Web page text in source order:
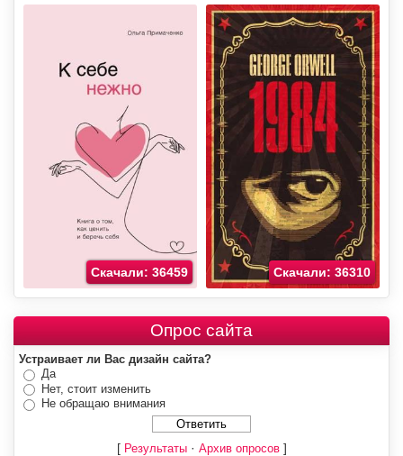
Скачали: 36459 Скачали: 36310
Опрос сайта
Устраивает ли Вас дизайн сайта?
Да
Нет, стоит изменить
Не обращаю внимания
[ Результаты· Архив опросов]